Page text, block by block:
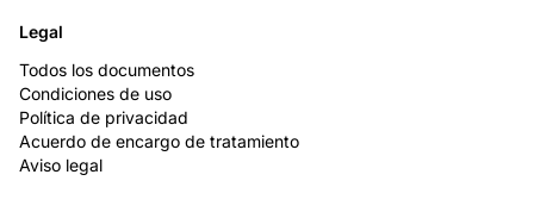
Legal
Todos los documentos
Condiciones de uso
Política de privacidad
Acuerdo de encargo de tratamiento
Aviso legal